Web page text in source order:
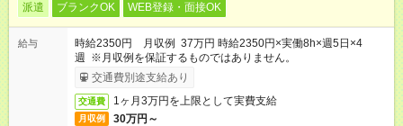
派遣 ブランクOK WEB登録・面接OK
給与
時給2350円 月収例 37万円 時給2350円×実働8h×週5日×4
週 ※月収例を保証するものではありません。
交通費別途支給あり
交通費 1ヶ月3万円を上限として実費支給
月収例 30万円～